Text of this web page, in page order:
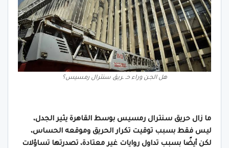
هل الجـن وراء حـ ـريق سنترال رمسيس؟
ما زال حريق سنترال رمسيس بوسط القاهرة يثير الجدل،
ليس فقط بسبب توقيت تكرار الحريق وموقعه الحساس،
لكن أيضًا بسبب تداول روايات غير معتادة، تصدرتها تساؤلات